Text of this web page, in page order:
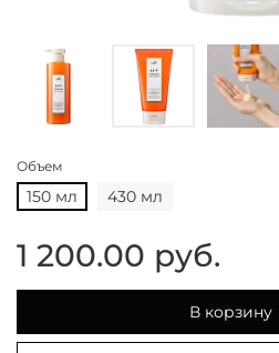
Объем
150 мл 430 мл
1 200.00 руб.
В корзину